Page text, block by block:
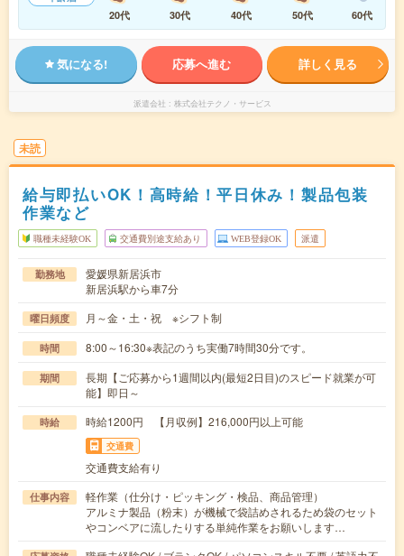
20代
30代 40代 50代 60代
気になる! 応募へ進む 詳しく見る
派遣会社 株式会社テクノ・サービス
未読
給与即払いOK！高時給！平日休み！製品包装
作業など
職種未経験OK 交通費別途支給あり WEB登録OK 派遣
勤務地
愛媛県新居浜市
新居浜駅から車7分
曜日頻度 月～金・土・祝 ※シフト制
時間 8:00～16:30※表記のうち実働7時間30分です。
期間
長期【ご応募から1週間以内(最短2日目)のスピード就業が可
能】即日～
時給 時給1200円 【月収例】216,000円以上可能
交通費
交通費支給有り
仕事内容
軽作業（仕分け・ピッキング・検品、商品管理）
アルミナ製品（粉末）が機械で袋詰めされるため袋のセット
やコンベアに流したりする単純作業をお願いします…